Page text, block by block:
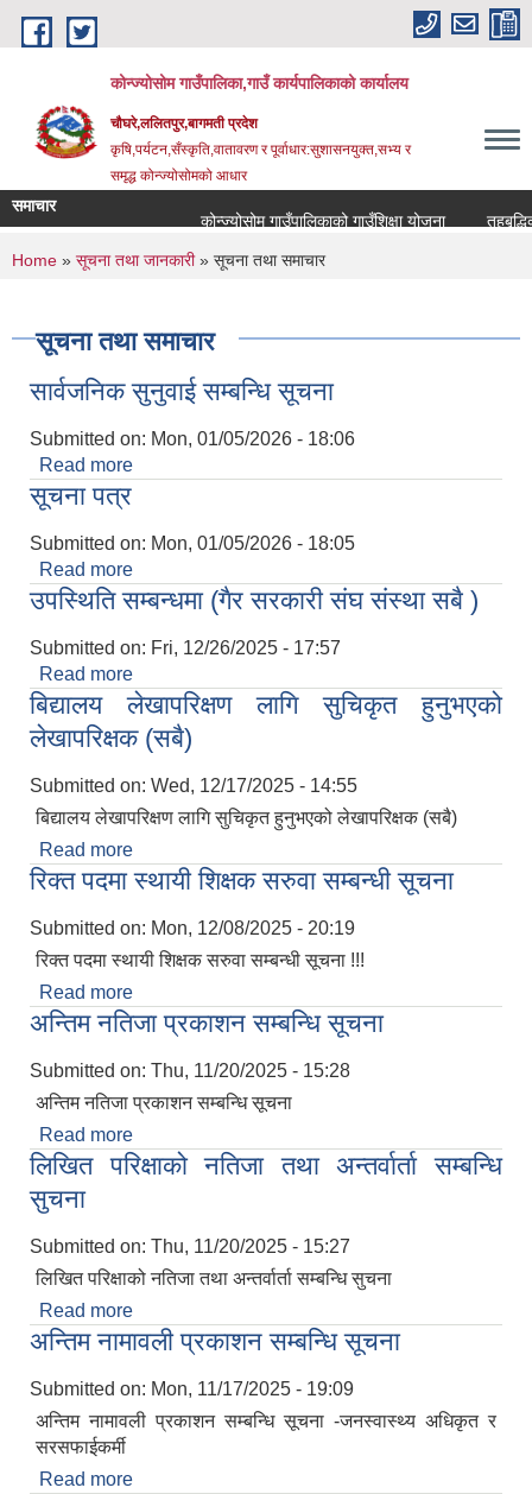
Skip to main content
कोन्ज्योसोम गाउँपालिका,गाउँ कार्यपालिकाको कार्यालय
चौघरे,ललितपुर,बागमती प्रदेश
कृषि,पर्यटन,सँस्कृति,वातावरण र पूर्वाधार:सुशासनयुक्त,सभ्य र
समृद्ध कोन्ज्योसोमको आधार
समाचार
कोन्ज्योसोम गाउँपालिकाको गाउँशिक्षा योजना
You are here
Home » सूचना तथा जानकारी» सूचना तथा समाचार
सूचना तथा समाचार
सार्वजनिक सुनुवाई सम्बन्धि सूचना
Submitted on: Mon, 01/05/2026 - 18:06
Read more
सूचना पत्र
Submitted on: Mon, 01/05/2026 - 18:05
Read more
उपस्थिति सम्बन्धमा (गैर सरकारी संघ संस्था सबै )
Submitted on: Fri, 12/26/2025 - 17:57
Read more
बिद्यालय लेखापरिक्षण लागि सुचिकृत हुनुभएको
लेखापरिक्षक (सबै)
Submitted on: Wed, 12/17/2025 - 14:55
बिद्यालय लेखापरिक्षण लागि सुचिकृत हुनुभएको लेखापरिक्षक (सबै)
Read more
लेखापरिक्षक (सबै)
रिक्त पदमा स्थायी शिक्षक सरुवा सम्बन्धी सूचना
Submitted on: Mon, 12/08/2025 - 20:19
रिक्त पदमा स्थायी शिक्षक सरुवा सम्बन्धी सूचना !!!
Read more
अन्तिम नतिजा प्रकाशन सम्बन्धि सूचना
Submitted on: Thu, 11/20/2025 - 15:28
अन्तिम नतिजा प्रकाशन सम्बन्धि सूचना
Read more
लिखित परिक्षाको नतिजा तथा अन्तर्वार्ता सम्बन्धि
सुचना
Submitted on: Thu, 11/20/2025 - 15:27
लिखित परिक्षाको नतिजा तथा अन्तर्वार्ता सम्बन्धि सुचना
Read more
सुचना
अन्तिम नामावली प्रकाशन सम्बन्धि सूचना
Submitted on: Mon, 11/17/2025 - 19:09
अन्तिम नामावली प्रकाशन सम्बन्धि सूचना -जनस्वास्थ्य अधिकृत र
सरसफाईकर्मी
Read more